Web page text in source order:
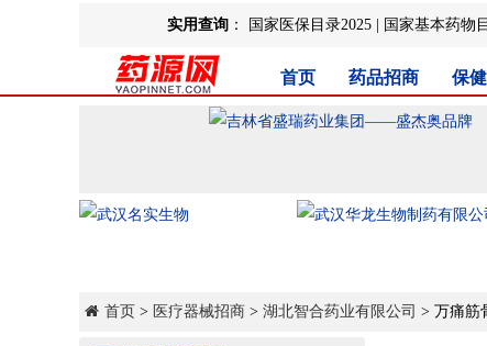
实用查询 ： 国家医保目录2025 国家基本药物
首页 药品招商 保
首页 > 医疗器械招商 > 湖北智合药业有限公司 > 万痛筋